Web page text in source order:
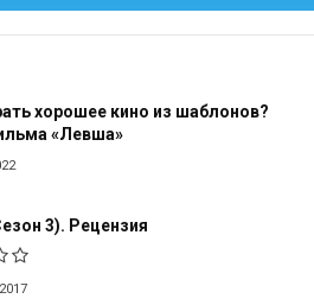
хорошее кино из шаблонов?
«Левша»
3). Рецензия